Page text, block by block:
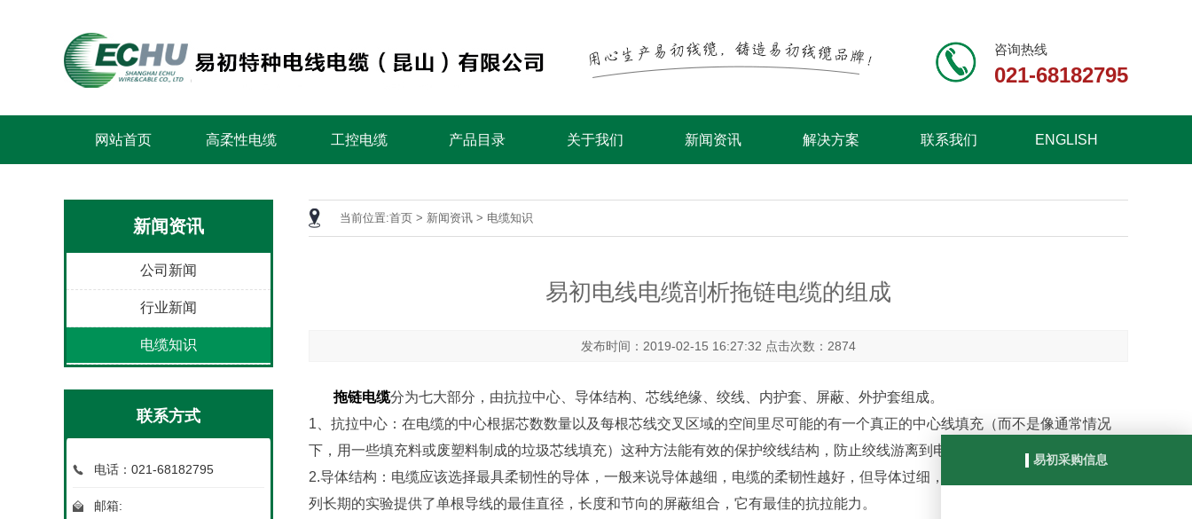
咨询热线
021-68182795
网站首页 高柔性电缆 工控电缆 产品目录 关于我们 新闻资讯 解决方案 联系我们 ENGLISH
新闻资讯
公司新闻
行业新闻
电缆知识
联系方式
电话：021-68182795
邮箱:
当前位置:首页 > 新闻资讯 > 电缆知识
易初电线电缆剖析拖链电缆的组成
发布时间：2019-02-15 16:27:32 点击次数：2874
拖链电缆分为七大部分，由抗拉中心、导体结构、芯线绝缘、绞线、内护套、屏蔽、外护套组成。
1、抗拉中心：在电缆的中心根据芯数数量以及每根芯线交叉区域的空间里尽可能的有一个真正的中心线填充（而不是像通常情况
下，用一些填充料或废塑料制成的垃圾芯线填充）这种方法能有效的保护绞线结构，防止绞线游离到电缆的中心区域。
2.导体结构：电缆应该选择最具柔韧性的导体，一般来说导体越细，电缆的柔韧性越好，但导体过细，会产生电缆缠绕现象。一系
列长期的实验提供了单根导线的最佳直径，长度和节向的屏蔽组合，它有最佳的抗拉能力。